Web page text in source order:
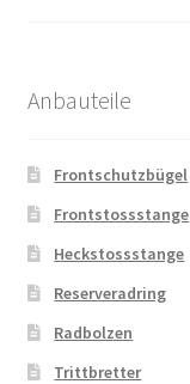
Anbauteile
Frontschutzbügel
Frontstossstange
Heckstossstange
Reserveradring
Radbolzen
Trittbretter